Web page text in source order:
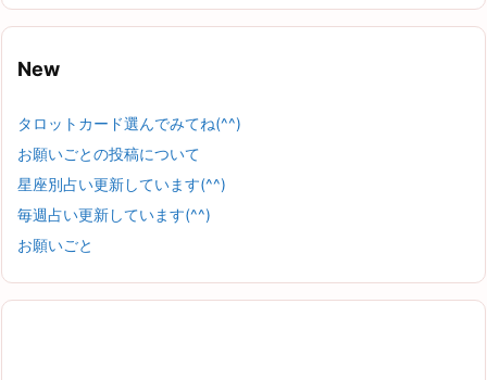
New
タロットカード選んでみてね(^^)
お願いごとの投稿について
星座別占い更新しています(^^)
毎週占い更新しています(^^)
お願いごと